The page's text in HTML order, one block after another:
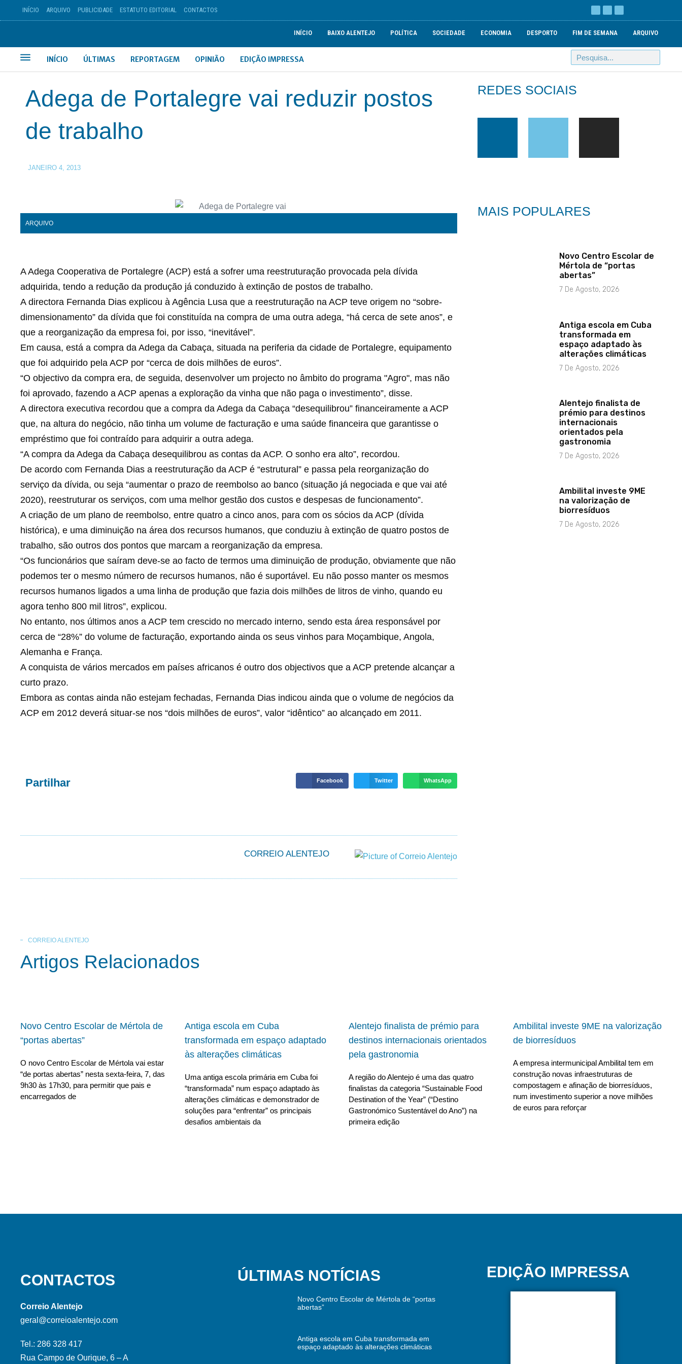
INÍCIO ARQUIVO PUBLICIDADE ESTATUTO EDITORIAL CONTACTOS
INÍCIO BAIXO ALENTEJO POLÍTICA SOCIEDADE ECONOMIA DESPORTO FIM DE SEMANA ARQUIVO
INÍCIO ÚLTIMAS REPORTAGEM OPINIÃO EDIÇÃO IMPRESSA
Adega de Portalegre vai reduzir postos
de trabalho
JANEIRO 4, 2013
ARQUIVO
A Adega Cooperativa de Portalegre (ACP) está a sofrer uma reestruturação provocada pela dívida
adquirida, tendo a redução da produção já conduzido à extinção de postos de trabalho.
A directora Fernanda Dias explicou à Agência Lusa que a reestruturação na ACP teve origem no “sobre-
dimensionamento” da dívida que foi constituída na compra de uma outra adega, “há cerca de sete anos”, e
que a reorganização da empresa foi, por isso, “inevitável”.
Em causa, está a compra da Adega da Cabaça, situada na periferia da cidade de Portalegre, equipamento
que foi adquirido pela ACP por “cerca de dois milhões de euros”.
“O objectivo da compra era, de seguida, desenvolver um projecto no âmbito do programa "Agro", mas não
foi aprovado, fazendo a ACP apenas a exploração da vinha que não paga o investimento”, disse.
A directora executiva recordou que a compra da Adega da Cabaça “desequilibrou” financeiramente a ACP
que, na altura do negócio, não tinha um volume de facturação e uma saúde financeira que garantisse o
empréstimo que foi contraído para adquirir a outra adega.
“A compra da Adega da Cabaça desequilibrou as contas da ACP. O sonho era alto”, recordou.
De acordo com Fernanda Dias a reestruturação da ACP é “estrutural” e passa pela reorganização do
serviço da dívida, ou seja “aumentar o prazo de reembolso ao banco (situação já negociada e que vai até
2020), reestruturar os serviços, com uma melhor gestão dos custos e despesas de funcionamento”.
A criação de um plano de reembolso, entre quatro a cinco anos, para com os sócios da ACP (dívida
histórica), e uma diminuição na área dos recursos humanos, que conduziu à extinção de quatro postos de
trabalho, são outros dos pontos que marcam a reorganização da empresa.
“Os funcionários que saíram deve-se ao facto de termos uma diminuição de produção, obviamente que não
podemos ter o mesmo número de recursos humanos, não é suportável. Eu não posso manter os mesmos
recursos humanos ligados a uma linha de produção que fazia dois milhões de litros de vinho, quando eu
agora tenho 800 mil litros”, explicou.
No entanto, nos últimos anos a ACP tem crescido no mercado interno, sendo esta área responsável por
cerca de “28%” do volume de facturação, exportando ainda os seus vinhos para Moçambique, Angola,
Alemanha e França.
A conquista de vários mercados em países africanos é outro dos objectivos que a ACP pretende alcançar a
curto prazo.
Embora as contas ainda não estejam fechadas, Fernanda Dias indicou ainda que o volume de negócios da
ACP em 2012 deverá situar-se nos “dois milhões de euros”, valor “idêntico” ao alcançado em 2011.
Partilhar Facebook Twitter WhatsApp
CORREIO ALENTEJO
REDES SOCIAIS
MAIS POPULARES
Novo Centro Escolar de
Mértola de “portas
abertas”
7 De Agosto, 2026
Antiga escola em Cuba
transformada em
espaço adaptado às
alterações climáticas
7 De Agosto, 2026
Alentejo finalista de
prémio para destinos
internacionais
orientados pela
gastronomia
7 De Agosto, 2026
Ambilital investe 9ME
na valorização de
biorresíduos
7 De Agosto, 2026
CORREIO ALENTEJO
Artigos Relacionados
Novo Centro Escolar de Mértola de
“portas abertas”
O novo Centro Escolar de Mértola vai estar
“de portas abertas” nesta sexta-feira, 7, das
9h30 às 17h30, para permitir que pais e
encarregados de
Antiga escola em Cuba
transformada em espaço adaptado
às alterações climáticas
Uma antiga escola primária em Cuba foi
“transformada” num espaço adaptado às
alterações climáticas e demonstrador de
soluções para “enfrentar” os principais
desafios ambientais da
Alentejo finalista de prémio para
destinos internacionais orientados
pela gastronomia
A região do Alentejo é uma das quatro
finalistas da categoria “Sustainable Food
Destination of the Year” (“Destino
Gastronómico Sustentável do Ano”) na
primeira edição
Ambilital investe 9ME na valorização
de biorresíduos
A empresa intermunicipal Ambilital tem em
construção novas infraestruturas de
compostagem e afinação de biorresíduos,
num investimento superior a nove milhões
de euros para reforçar
CONTACTOS
Correio Alentejo
geral@correioalentejo.com
Tel.: 286 328 417
Rua Campo de Ourique, 6 – A
ÚLTIMAS NOTÍCIAS
Novo Centro Escolar de Mértola de “portas
abertas”
Antiga escola em Cuba transformada em
espaço adaptado às alterações climáticas
EDIÇÃO IMPRESSA